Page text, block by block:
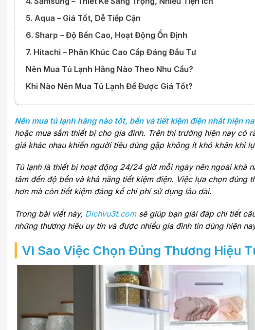
5. Aqua – Giá Tốt, Dễ Tiếp Cận
6. Sharp – Độ Bền Cao, Hoạt Động Ổn Định
7. Hitachi – Phân Khúc Cao Cấp Đáng Đầu Tư
Nên Mua Tủ Lạnh Hãng Nào Theo Nhu Cầu?
Khi Nào Nên Mua Tủ Lạnh Để Được Giá Tốt?
Nên mua tủ lạnh hãng nào tốt, bền và tiết kiệm điện nhất hiện
hoặc mua sắm thiết bị cho gia đình. Trên thị trường hiện nay có
giá khác nhau khiến người tiêu dùng gặp không ít khó khăn khi
Tủ lạnh là thiết bị hoạt động 24/24 giờ mỗi ngày nên ngoài khả
tâm đến độ bền và khả năng tiết kiệm điện. Việc lựa chọn
hơn mà còn tiết kiệm đáng kể chi phí sử dụng lâu dài.
Trong bài viết này, Dichvu3t.comsẽ giúp bạn giải đáp chi tiết
những thương hiệu uy tín và được nhiều gia đình tin dùng hiện
Vì Sao Việc Chọn Đúng Thương Hiệu